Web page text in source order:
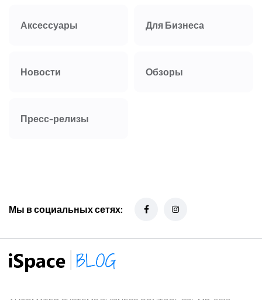
Аксессуары Для Бизнеса
Новости Обзоры
Пресс-релизы
Мы в социальных сетях: